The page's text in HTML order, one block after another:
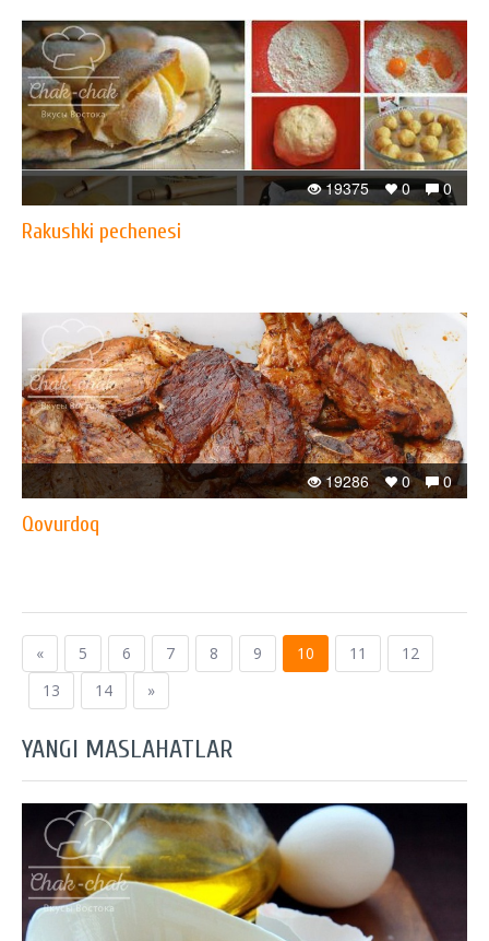
0
0
19375
Rakushki pechenesi
0
0
19286
Qovurdoq
« 5 6 7 8 9 10 11
12
13
14 »
YANGI MASLAHATLAR